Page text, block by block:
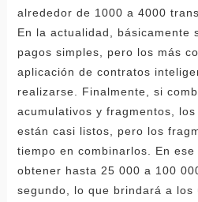
alrededor de 1000 a 4000
En la actualidad, básicamente
pagos simples, pero los más
aplicación de contratos
realizarse. Finalmente, si
acumulativos y fragmentos,
están casi listos, pero los
tiempo en combinarlos. En
obtener hasta 25 000 a 100
segundo, lo que brindará a los